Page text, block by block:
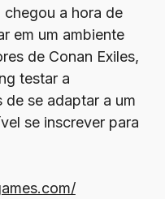
chegou a hora de
em um ambiente
de Conan Exiles,
testar a
se adaptar a um
se inscrever para